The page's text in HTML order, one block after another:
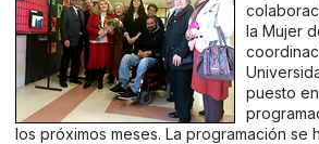
la Mujer
puesto
los próximos meses. La programación se